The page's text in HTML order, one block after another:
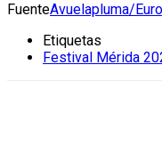
FuenteAvuelapluma/
Etiquetas
Festival Mérida